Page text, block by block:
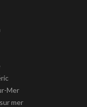
Mer
mer